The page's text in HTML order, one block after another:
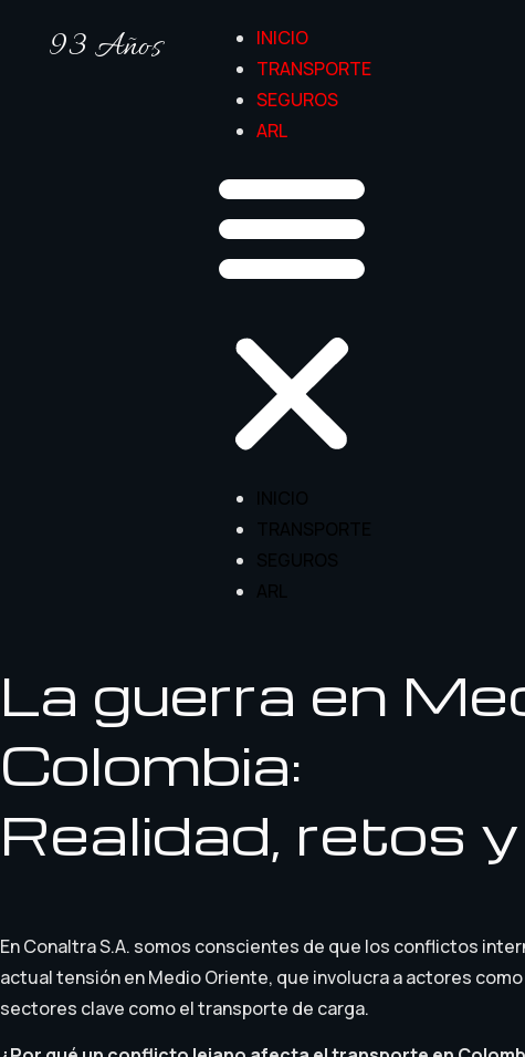
93 Años
INICIO
TRANSPORTE
SEGUROS
ARL
La guerra en
Colombia:
Realidad, retos
En Conaltra S.A. somos conscientes de que los conflictos
actual tensión en Medio Oriente, que involucra a actores
sectores clave como el transporte de carga.